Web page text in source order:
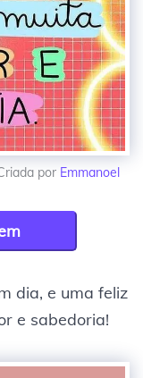
por Emmanoel
dia, e uma feliz
e sabedoria!